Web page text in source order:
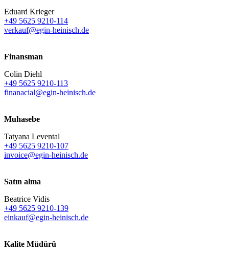
Eduard Krieger
+49 5625 9210-114
verkauf@egin-heinisch.de
Finansman
Colin Diehl
+49 5625 9210-113
finanacial@egin-heinisch.de
Muhasebe
Tatyana Levental
+49 5625 9210-107
invoice@egin-heinisch.de
Satın alma
Beatrice Vidis
+49 5625 9210-139
einkauf@egin-heinisch.de
Kalite Müdürü